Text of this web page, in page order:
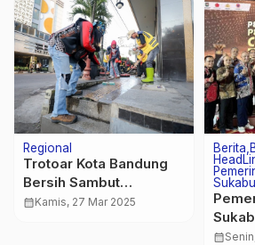
Regional
Trotoar Kota Bandung
Bersih Sambut
Wisatawan Lebaran,
calendar_monthKamis, 27 Mar 2025
Berita
calendar_month